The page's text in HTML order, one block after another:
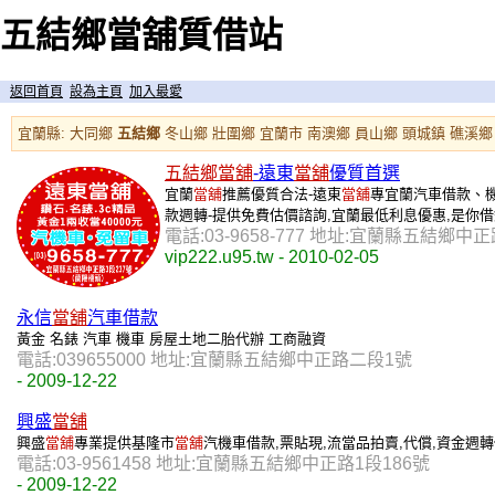
五結鄉當舖質借站
返回首頁 設為主頁 加入最愛
宜蘭縣: 大同鄉 五結鄉 冬山鄉 壯圍鄉 宜蘭市 南澳鄉 員山鄉 頭城鎮 礁溪鄉
五結鄉當舖-遠東當舖優質首選
宜蘭當舖推薦優質合法-遠東當舖專宜蘭汽車借款、
款週轉-提供免費估價諮詢,宜蘭最低利息優惠,是你
電話:03-9658-777 地址:宜蘭縣五結鄉中
vip222.u95.tw - 2010-02-05
永信當舖汽車借款
黃金 名錶 汽車 機車 房屋土地二胎代辦 工商融資
電話:039655000 地址:宜蘭縣五結鄉中正路二段1號
- 2009-12-22
興盛當舖
興盛當舖專業提供基隆市當舖汽機車借款,票貼現,流當品拍賣,代償,資金週
電話:03-9561458 地址:宜蘭縣五結鄉中正路1段186號
- 2009-12-22